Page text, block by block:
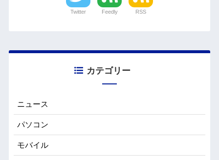
Twitter Feedly RSS
カテゴリー
ニュース
パソコン
モバイル